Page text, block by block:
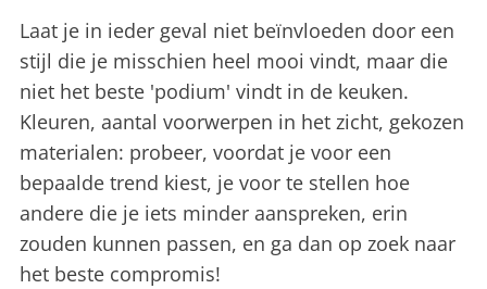
Laat je in ieder geval niet beïnvloeden door een
stijl die je misschien heel mooi vindt, maar die
niet het beste 'podium' vindt in de keuken.
Kleuren, aantal voorwerpen in het zicht, gekozen
materialen: probeer, voordat je voor een
bepaalde trend kiest, je voor te stellen hoe
andere die je iets minder aanspreken, erin
zouden kunnen passen, en ga dan op zoek naar
het beste compromis!